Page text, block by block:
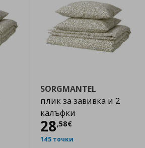
SORGMANTEL
плик за завивка и 2
калъфки
28,58€
Цена
145 точки